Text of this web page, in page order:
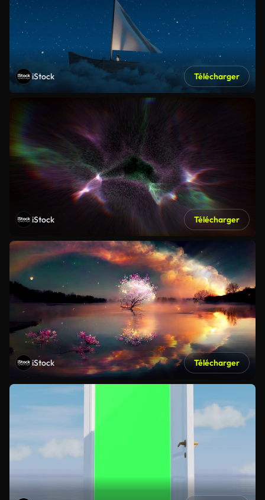
iStock Télécharger
iStock Télécharger
iStock Télécharger